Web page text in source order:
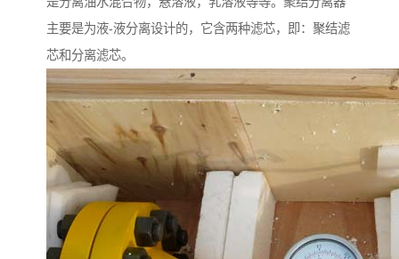
主要是为液-液分离设计的，它含两种滤芯，即：聚结滤
芯和分离滤芯。